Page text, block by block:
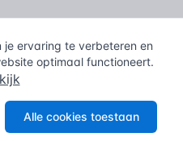
. Alle rechten
je ervaring te verbeteren en
optimaal functioneert.
Alle cookies toestaan